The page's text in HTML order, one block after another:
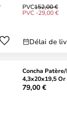
PVC152,00 €
PVC -29,00 €
Délai de
Concha
4,3x20x19,5 Or
79,00 €